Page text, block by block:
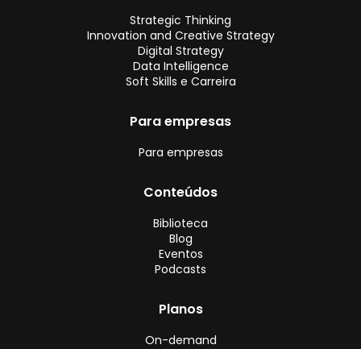
Strategic Thinking
Innovation and Creative Strategy
Digital Strategy
Data Intelligence
Soft Skills e Carreira
Para empresas
Para empresas
Conteúdos
Biblioteca
Blog
Eventos
Podcasts
Planos
On-demand